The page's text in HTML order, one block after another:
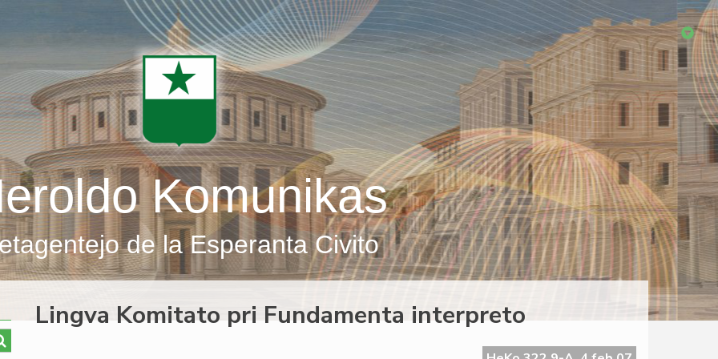
Komunikas
de la Esperanta Civito
Lingva Komitato pri Fundamenta interpreto